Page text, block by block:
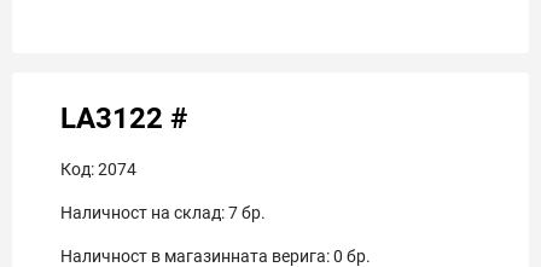
LA3122 #
Код:2074
Наличност на склад:7бр.
Наличност в магазинната верига:0 бр.